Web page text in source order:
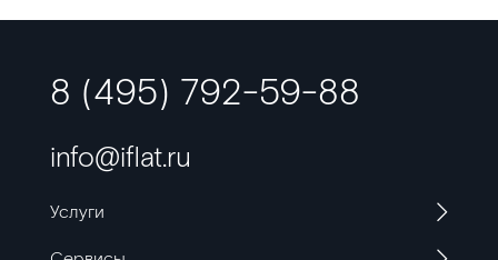
8 (495) 792-59-88
info@iflat.ru
Услуги